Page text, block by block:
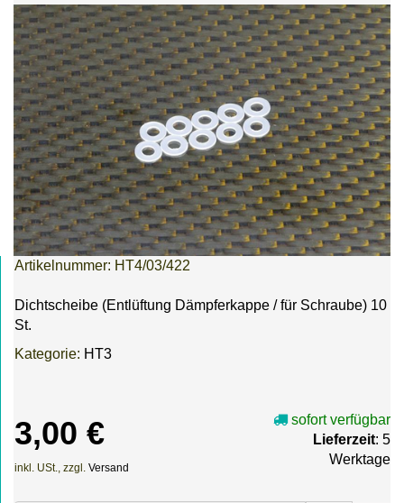
Artikelnummer: HT4/03/422
Dichtscheibe (Entlüftung Dämpferkappe / für Schraube) 10
St.
Kategorie: HT3
3,00 €
inkl. USt., zzgl. Versand
sofort verfügbar
Lieferzeit: 5
Werktage